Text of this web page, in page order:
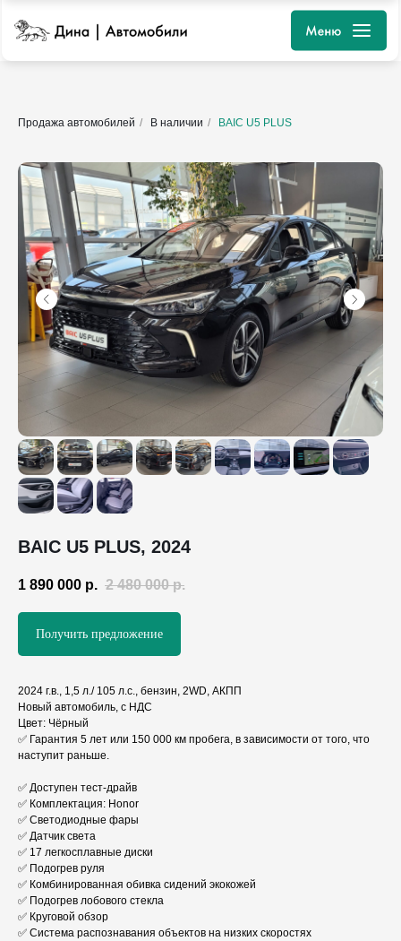
Продажа автомобилей / В наличии / BAIC U5 PLUS
BAIC U5 PLUS, 2024
1 890 000 р. 2 480 000 р.
Получить предложение
2024 г.в., 1,5 л./ 105 л.с., бензин, 2WD, АКПП
Новый автомобиль, с НДС
Цвет: Чёрный
✅ Гарантия 5 лет или 150 000 км пробега, в зависимости от того, что
наступит раньше.
✅ Доступен тест-драйв
✅ Комплектация: Honor
✅ Светодиодные фары
✅ Датчик света
✅ 17 легкосплавные диски
✅ Подогрев руля
✅ Комбинированная обивка сидений экокожей
✅ Подогрев лобового стекла
✅ Круговой обзор
✅ Система распознавания объектов на низких скоростях